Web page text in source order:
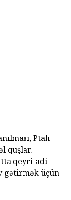
Ptah
quşlar.
qeyri-adi
gətirmək üçün